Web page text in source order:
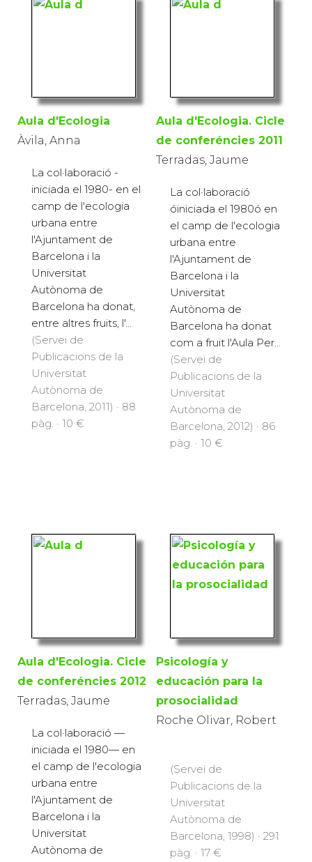
Aula d'Ecologia
Àvila, Anna
La col·laboració -
iniciada el 1980- en el
camp de l'ecologia
urbana entre
l'Ajuntament de
Barcelona i la
Universitat
Autònoma de
Barcelona ha donat,
entre altres fruits, l'...
(Servei de
Publicacions de la
Universitat
Autònoma de
Barcelona, 2011) · 88
pàg. · 10 €
Aula d'Ecologia. Cicle
de conferéncies 2011
Terradas, Jaume
La col·laboració
óiniciada el 1980ó en
el camp de l'ecologia
urbana entre
l'Ajuntament de
Barcelona i la
Universitat
Autònoma de
Barcelona ha donat
com a fruit l'Aula Per...
(Servei de
Publicacions de la
Universitat
Autònoma de
Barcelona, 2012) · 86
pàg. · 10 €
Aula d'Ecologia. Cicle
de conferéncies 2012
Terradas, Jaume
La col·laboració —
iniciada el 1980— en
el camp de l'ecologia
urbana entre
l'Ajuntament de
Barcelona i la
Universitat
Autònoma de
Psicología y
educación para la
prosocialidad
Roche Olivar, Robert
(Servei de
Publicacions de la
Universitat
Autònoma de
Barcelona, 1998) · 291
pàg. · 17 €